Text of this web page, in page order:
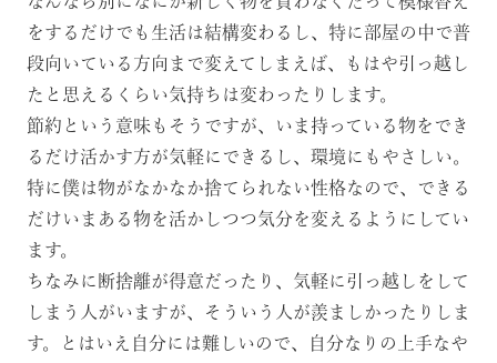
をするだけでも生活は結構変わるし、特に部屋の中で普
段向いている方向まで変えてしまえば、もはや引っ越し
たと思えるくらい気持ちは変わったりします。
節約という意味もそうですが、いま持っている物をでき
るだけ活かす方が気軽にできるし、環境にもやさしい。
特に僕は物がなかなか捨てられない性格なので、できる
だけいまある物を活かしつつ気分を変えるようにしてい
ます。
ちなみに断捨離が得意だったり、気軽に引っ越しをして
しまう人がいますが、そういう人が羨ましかったりしま
す。とはいえ自分には難しいので、自分なりの上手なや